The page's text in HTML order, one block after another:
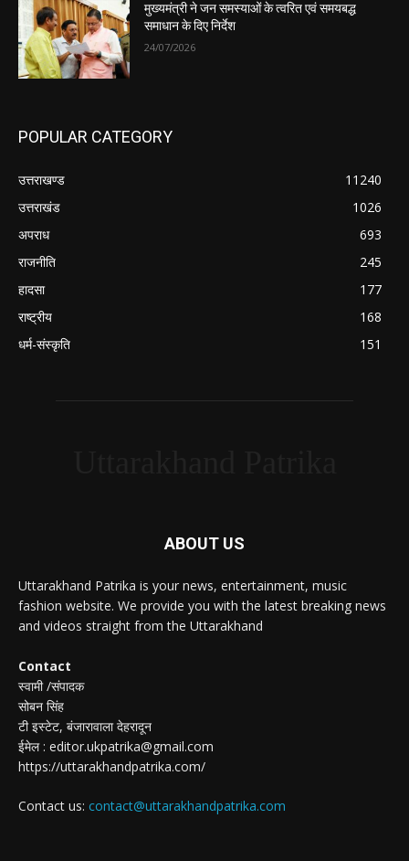
मुख्यमंत्री ने जन समस्याओं के त्वरित एवं समयबद्ध
समाधान के दिए निर्देश
24/07/2026
POPULAR CATEGORY
उत्तराखण्ड
11240
उत्तराखंड
1026
अपराध
693
राजनीति
245
हादसा
177
राष्ट्रीय
168
धर्म-संस्कृति
151
ABOUT US
Uttarakhand Patrika is your news, entertainment, music
fashion website. We provide you with the latest breaking news
and videos straight from the Uttarakhand
Contact
स्वामी /संपादक
सोबन सिंह
टी इस्टेट, बंजारावाला देहरादून
ईमेल : editor.ukpatrika@gmail.com
https://uttarakhandpatrika.com/
Contact us: contact@uttarakhandpatrika.com